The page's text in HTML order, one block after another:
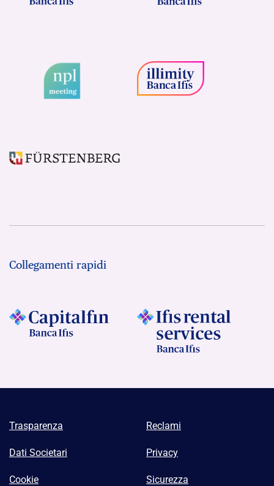
Collegamenti rapidi
Trasparenza Reclami
Dati Societari Privacy
Cookie Sicurezza